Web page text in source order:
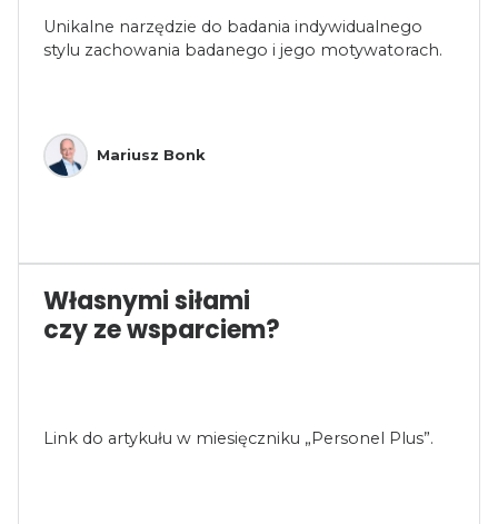
Unikalne narzędzie do badania indywidualnego
stylu zachowania badanego i jego motywatorach.
Mariusz Bonk
Własnymi siłami
czy ze wsparciem?
Link do artykułu w miesięczniku „Personel Plus”.